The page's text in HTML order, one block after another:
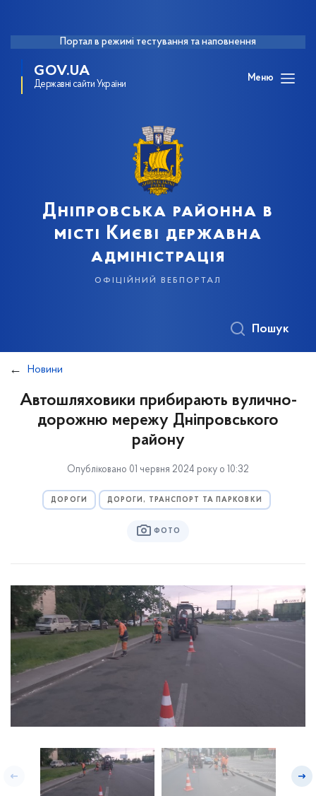
Портал в режимі тестування та наповнення
GOV.UA
Державні сайти України
Меню
Дніпровська районна в
місті Києві державна
адміністрація
офіційний вебпортал
Пошук
Новини
Автошляховики прибирають вулично-
дорожню мережу Дніпровського
району
Опубліковано 01 червня 2024 року о 10:32
ДОРОГИ ДОРОГИ, ТРАНСПОРТ ТА ПАРКОВКИ
ФОТО